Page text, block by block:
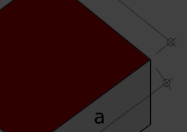
Registrieren